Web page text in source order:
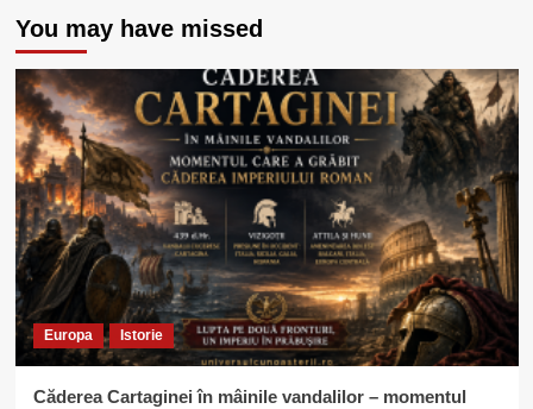
You may have missed
Europa Istorie
Căderea Cartaginei în mâinile vandalilor – momentul